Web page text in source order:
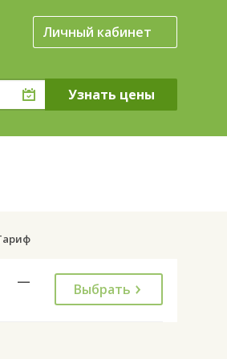
Личный кабинет
— Выбрать